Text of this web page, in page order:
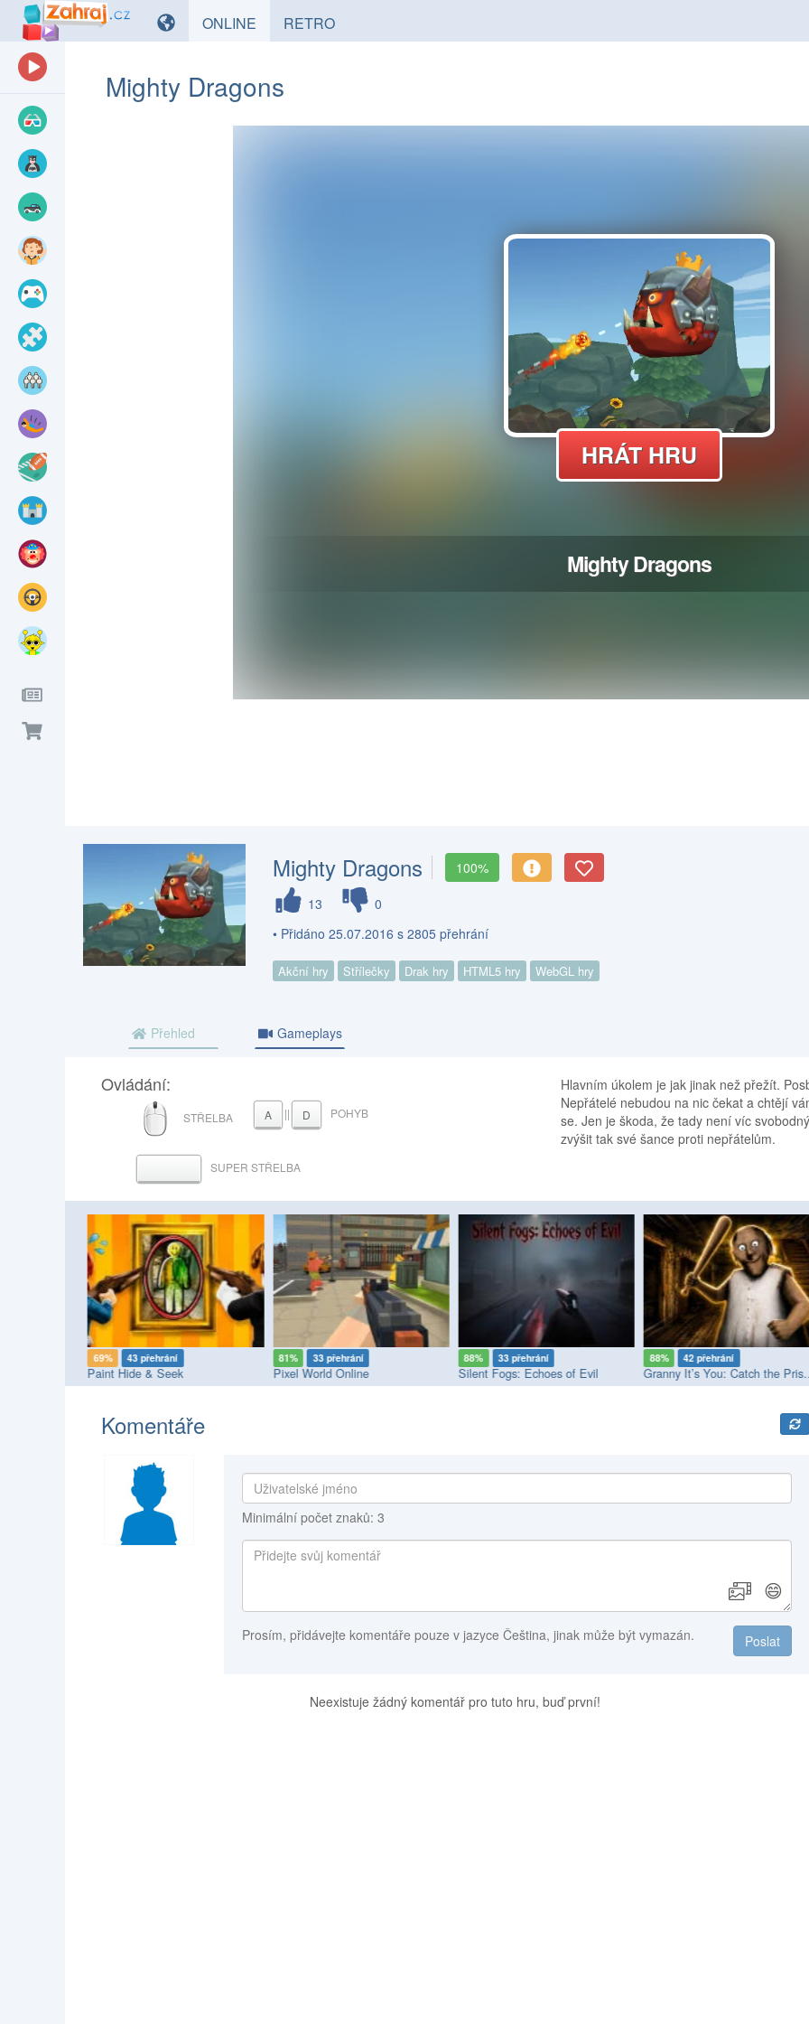
ONLINE HRYRETROHRY
Mighty Dragons
Mighty Dragons
100%
13
0
• Přidáno 25.07.2016 s 2805 přehrání
Akční hry Střílečky Drak hry HTML5 hry WebGL hry
Přehled Gameplays
Ovládání:
MYŠ
STŘELBA A || D POHYB
MEZERNÍKSUPER STŘELBA
Hlavním úkolem je jak jinak než přežít.
Nepřátelé nebudou na nic čekat a chtějí
se. Jen je škoda, že tady není víc
zvýšit tak své šance proti nepřátelům.
69% 43 přehrání
Paint Hide & Seek
81% 33 přehrání
Pixel World Online
88% 33 přehrání
Silent Fogs: Echoes of Evil
88% 42 přehrání
Granny
Komentáře
Minimální počet znaků: 3
😄
Poslat
Prosím, přidávejte komentáře pouze v jazyce Čeština, jinak může být vymazán.
Neexistuje žádný komentář pro tuto hru, buď první!